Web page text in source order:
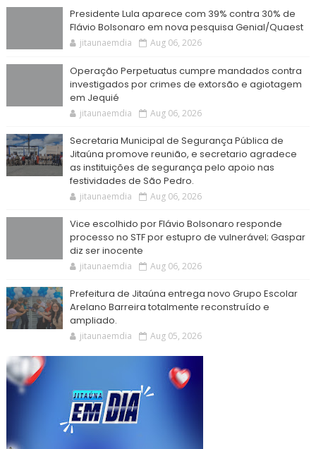
Presidente Lula aparece com 39% contra 30% de
Flávio Bolsonaro em nova pesquisa Genial/Quaest
jitaunaemdia Aug 06, 2026
Operação Perpetuatus cumpre mandados contra
investigados por crimes de extorsão e agiotagem
em Jequié
jitaunaemdia Aug 06, 2026
Secretaria Municipal de Segurança Pública de
Jitaúna promove reunião, e secretario agradece
as instituições de segurança pelo apoio nas
festividades de São Pedro.
jitaunaemdia Aug 06, 2026
Vice escolhido por Flávio Bolsonaro responde
processo no STF por estupro de vulnerável; Gaspar
diz ser inocente
jitaunaemdia Aug 06, 2026
Prefeitura de Jitaúna entrega novo Grupo Escolar
Arelano Barreira totalmente reconstruído e
ampliado.
jitaunaemdia Aug 05, 2026